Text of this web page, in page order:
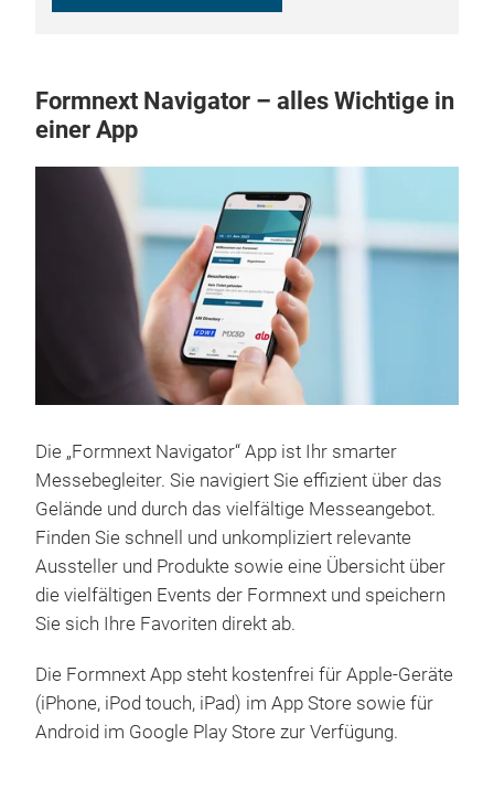
Formnext Navigator – alles Wichtige in
einer App
Die „Formnext Navigator“ App ist Ihr smarter
Messebegleiter. Sie navigiert Sie effizient über das
Gelände und durch das vielfältige Messeangebot.
Finden Sie schnell und unkompliziert relevante
Aussteller und Produkte sowie eine Übersicht über
die vielfältigen Events der Formnext und speichern
Sie sich Ihre Favoriten direkt ab.
Die Formnext App steht kostenfrei für Apple-Geräte
(iPhone, iPod touch, iPad) im App Store sowie für
Android im Google Play Store zur Verfügung.